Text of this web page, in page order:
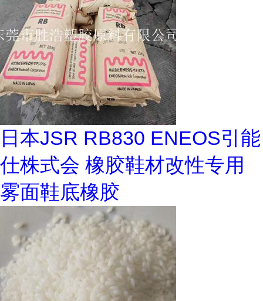
日本JSR RB830 ENEOS引能
仕株式会 橡胶鞋材改性专用
雾面鞋底橡胶